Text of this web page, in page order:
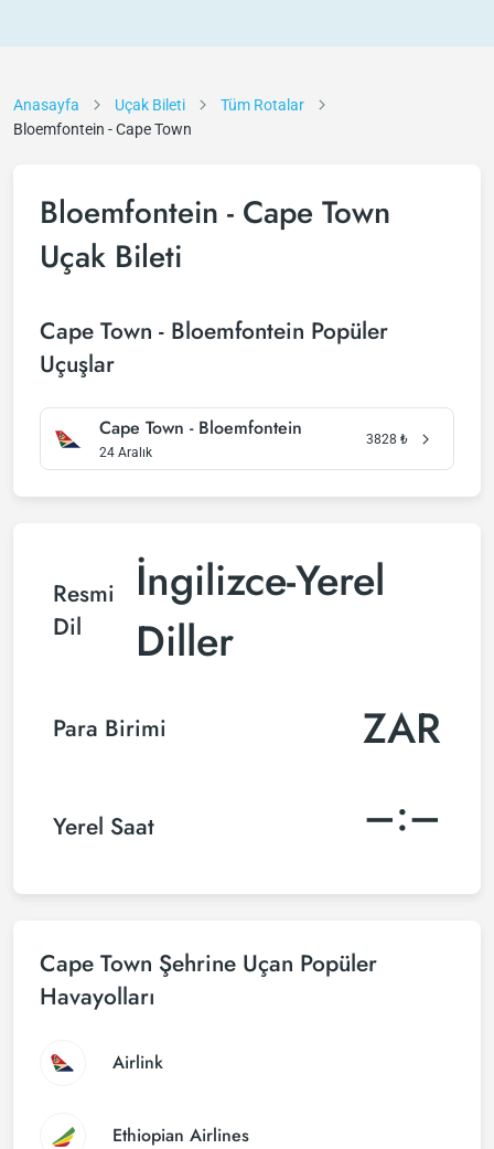
Anasayfa Uçak Bileti
Tüm Rotalar
Bloemfontein - Cape Town
Bloemfontein - Cape Town
Uçak Bileti
Cape Town - Bloemfontein Popüler
Uçuşlar
Cape Town - Bloemfontein
24 Aralık
3828 ₺
Resmi
Dil
İngilizce-Yerel
Diller
Para Birimi ZAR
Yerel Saat –:–
Cape Town Şehrine Uçan Popüler
Havayolları
Airlink
Ethiopian Airlines